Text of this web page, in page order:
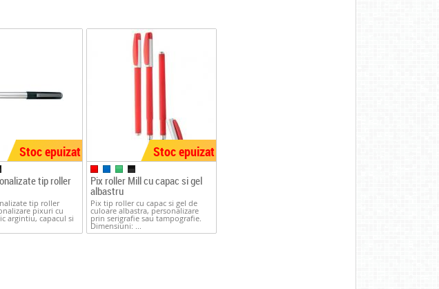
Stoc epuizat
tip roller
tip roller
pixuri cu
argintiu, capacul si
Stoc epuizat
Pix roller Mill cu capac si gel
albastru
Pix tip roller cu capac si gel de
culoare albastra, personalizare
prin serigrafie sau tampografie.
Dimensiuni: ...